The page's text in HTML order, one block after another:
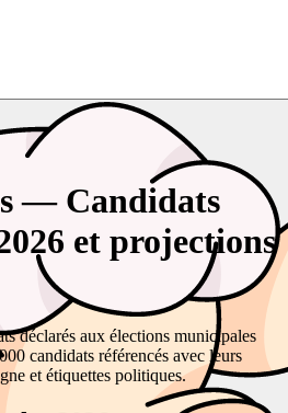
— Candidats
et projections
déclarés aux élections municipales
candidats référencés avec leurs
et étiquettes politiques.